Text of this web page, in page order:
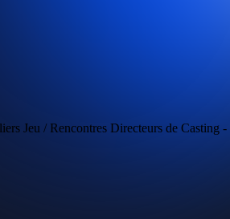
Jeu / Rencontres Directeurs de Casting